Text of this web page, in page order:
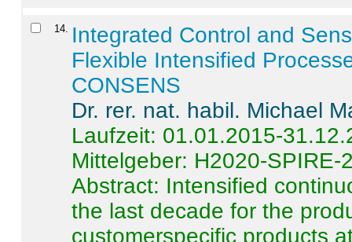
14
Integrated Control and
Flexible Intensified
CONSENS
Dr. rer. nat. habil. Michael
Laufzeit: 01.01.2015-
Mittelgeber: H2020-SPIRE-
Abstract: Intensified
the last decade for the
customerspecific products